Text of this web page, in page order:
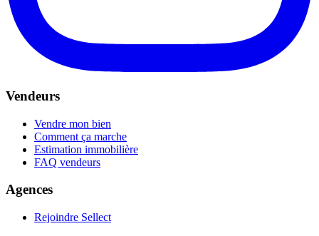
Vendeurs
Vendre mon bien
Comment ça marche
Estimation immobilière
FAQ vendeurs
Agences
Rejoindre Sellect